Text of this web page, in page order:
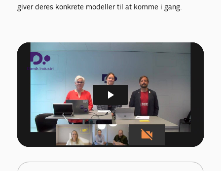
giver deres konkrete modeller til at komme i gang.